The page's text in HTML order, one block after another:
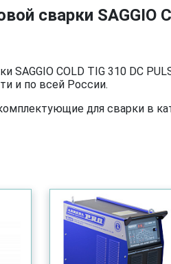
сварки SAGGIO
SAGGIO COLD TIG 310 DC
и по всей России.
для сварки в